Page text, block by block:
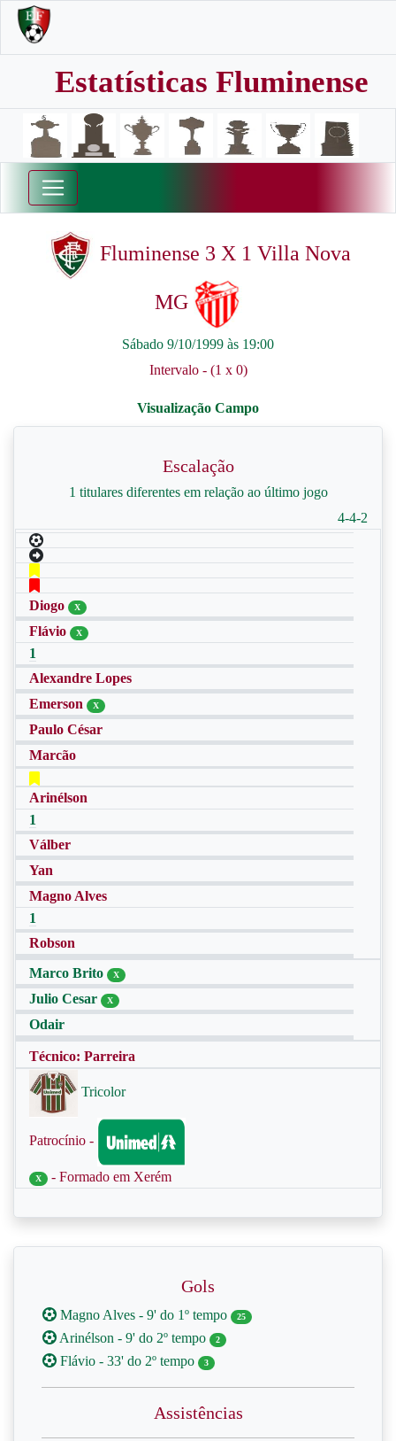
Estatísticas Fluminense
Fluminense 3 X 1 Villa Nova
MG
Sábado 9/10/1999 às 19:00
Intervalo - (1 x 0)
Escalação
1 titulares diferentes em relação ao último jogo
4-4-2
Diogo X
Flávio X
1
Alexandre Lopes
Emerson
X
Paulo César
Marcão
Arinélson
1
Válber
Yan
Magno Alves
1
Robson
Marco Brito
X
Julio Cesar X
Odair
Técnico: Parreira
Tricolor
Patrocínio -
X - Formado em Xerém
Gols
Magno Alves - 9' do 1º tempo 25
Arinélson - 9' do 2º tempo 2
Flávio - 33' do 2º tempo 3
Assistências